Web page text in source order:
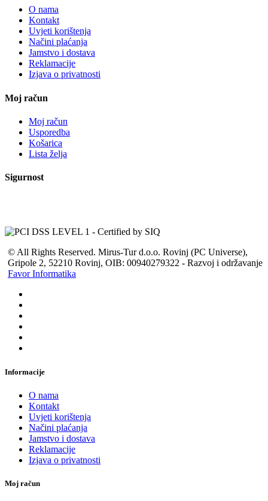
O nama
Kontakt
Uvjeti korištenja
Načini plaćanja
Jamstvo i dostava
Reklamacije
Izjava o privatnosti
Moj račun
Moj račun
Usporedba
Košarica
Lista želja
Sigurnost
© All Rights Reserved. Mirus-Tur d.o.o. Rovinj (PC Universe),
Gripole 2, 52210 Rovinj, OIB: 00940279322 - Razvoj i održavanje
Favor Informatika
Informacije
O nama
Kontakt
Uvjeti korištenja
Načini plaćanja
Jamstvo i dostava
Reklamacije
Izjava o privatnosti
Moj račun